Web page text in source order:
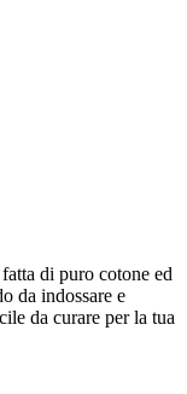
di puro cotone ed
da indossare e
da curare per la tua